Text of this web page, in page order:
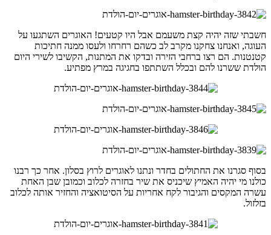
חשבתי שזה יהיה קצת משעמם אבל היו קטעים! האוגרים השתגעו על
העוגה, ואנחנו צחקנו מקרב לב כשהם רחרחו ולעסו ממנה חתיכות
קטנטנות. הם רצו ברחבי הזירה ובדקו את המתנות, הקשיבו לשירי היום
הולדת ששרנו להם ובכלל השתתפו בחגיגה במרץ מפתיע.
בסוף סגרנו את החתולים בחדר ונתנו לאוגרים לרוץ בסלון. אחר כך רבנו
כולנו מי יהיה האמיץ שיכניס את שיר בחזרה לכלוב וכמובן שבן האחת
עשרה המקסים והגיבור לקח אחריות על הסיטואציה והחזיר אותה לכלוב
בזלזול.